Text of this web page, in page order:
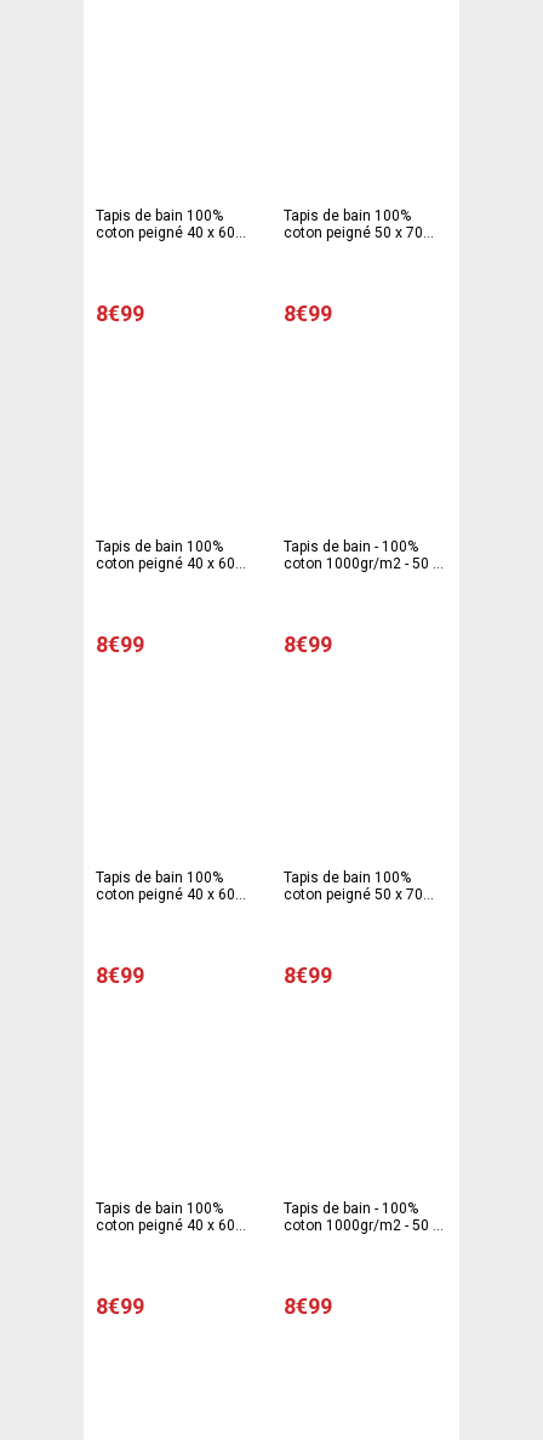
Tapis de bain 100%
coton peigné 40 x 60
8€99
Tapis de bain 100%
coton peigné 50 x 70
8€99
Tapis de bain 100%
coton peigné 40 x 60
8€99
Tapis de bain - 100%
coton 1000gr/m2 - 50 x
8€99
Tapis de bain 100%
coton peigné 40 x 60
8€99
Tapis de bain 100%
coton peigné 50 x 70
8€99
Tapis de bain 100%
coton peigné 40 x 60
8€99
Tapis de bain - 100%
coton 1000gr/m2 - 50 x
8€99